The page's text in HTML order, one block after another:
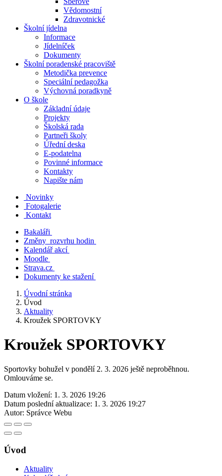
Vědomostní
Zdravotnické
Školní jídelna
Informace
Jídelníček
Dokumenty
Školní poradenské pracoviště
Metodička prevence
Speciální pedagožka
Výchovná poradkyně
O škole
Základní údaje
Projekty
Školská rada
Partneři školy
Úřední deska
E-podatelna
Povinné informace
Kontakty
Napište nám
Novinky
Fotogalerie
Kontakt
Bakaláři
Změny rozvrhu hodin
Kalendář akcí
Moodle
Strava.cz
Dokumenty ke stažení
Úvodní stránka
Úvod
Aktuality
Kroužek SPORTOVKY
Kroužek SPORTOVKY
Sportovky bohužel v pondělí 2. 3. 2026 ještě neproběhnou.
Omlouváme se.
Datum vložení: 1. 3. 2026 19:26
Datum poslední aktualizace: 1. 3. 2026 19:27
Autor: Správce Webu
Úvod
Aktuality